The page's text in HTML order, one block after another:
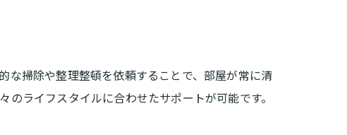
な掃除や整理整頓を依頼することで、部屋が常に清
ライフスタイルに合わせたサポートが可能です。